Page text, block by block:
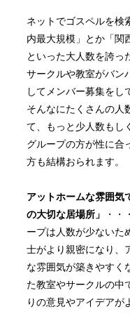
ネットでゴスペルを検
内最大規模」とか「関
といった大人数を誇っ
サークルや教室がバン
してメンバー募集をし
そんなにたくさんの人
て、もっと少人数もし
グループの方が性に合
方も結構おられます。
アットホームな雰囲気
の大切な居場所」
・・
ープは人数が少ないた
士がより親密になり、
な雰囲気が築きやすく
た教室やサークルの中
りの意見やアイデアが